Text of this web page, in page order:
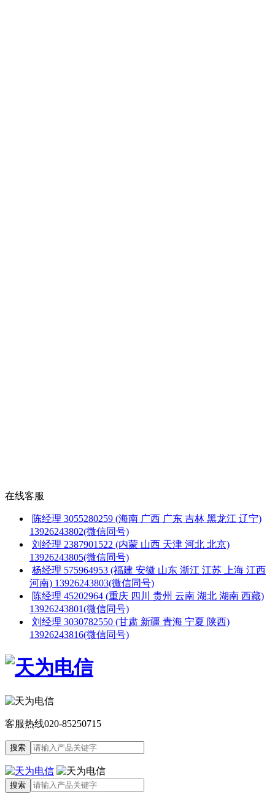
在线客服
陈经理 3055280259 (海南 广西 广东 吉林 黑龙江 辽宁)
13926243802(微信同号)
刘经理 2387901522 (内蒙 山西 天津 河北 北京)
13926243805(微信同号)
杨经理 575964953 (福建 安徽 山东 浙江 江苏 上海 江西
河南) 13926243803(微信同号)
陈经理 45202964 (重庆 四川 贵州 云南 湖北 湖南 西藏)
13926243801(微信同号)
刘经理 3030782550 (甘肃 新疆 青海 宁夏 陕西)
13926243816(微信同号)
客服热线020-85250715